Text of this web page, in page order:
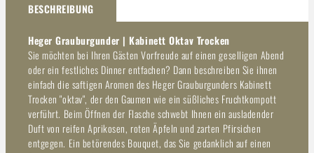
BESCHREIBUNG
Heger Grauburgunder | Kabinett Oktav Trocken
Sie möchten bei Ihren Gästen Vorfreude auf einen geselligen Abend
oder ein festliches Dinner entfachen? Dann beschreiben Sie ihnen
einfach die saftigen Aromen des Heger Grauburgunders Kabinett
Trocken "oktav", der den Gaumen wie ein süßliches Fruchtkompott
verführt. Beim Öffnen der Flasche schwebt Ihnen ein ausladender
Duft von reifen Aprikosen, roten Äpfeln und zarten Pfirsichen
entgegen. Ein betörendes Bouquet, das Sie gedanklich auf einen